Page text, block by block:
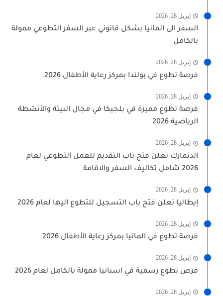
إبريل 28, 2026
السفر الى المانيا بشكل قانوني عبر السفر التطوعي ممولة
بالكامل
إبريل 28, 2026
فرصة تطوع في بولندا بمركز رعاية الأطفال 2026
إبريل 28, 2026
فرصة تطوع مميزة في بلجيكا في مجال البيئة والأنشطة
الرياضية 2026
إبريل 28, 2026
الدنمارك تعلن فتح باب التقديم للعمل التطوعي لعام
2026 شامل تكاليف السفر والاقامة
إبريل 28, 2026
إيطاليا تعلن فتح باب التسجيل للتطوع اليها لعام 2026
إبريل 28, 2026
فرصة تطوع في المانيا بمركز رعاية الأطفال 2026
إبريل 28, 2026
فرص تطوع رسمية في اسبانيا ممولة بالكامل لعام 2026
إبريل 28, 2026